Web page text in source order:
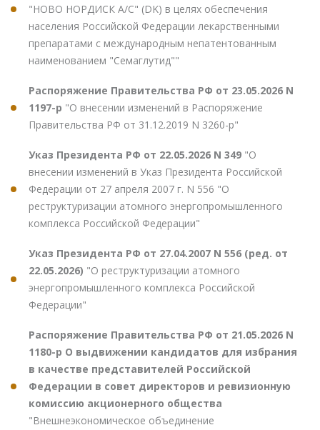
"НОВО НОРДИСК А/С" (DK) в целях обеспечения
населения Российской Федерации лекарственными
препаратами с международным непатентованным
наименованием "Семаглутид""
Распоряжение Правительства РФ от 23.05.2026 N
1197-р "О внесении изменений в Распоряжение
Правительства РФ от 31.12.2019 N 3260-р"
Указ Президента РФ от 22.05.2026 N 349 "О
внесении изменений в Указ Президента Российской
Федерации от 27 апреля 2007 г. N 556 "О
реструктуризации атомного энергопромышленного
комплекса Российской Федерации"
Указ Президента РФ от 27.04.2007 N 556 (ред. от
22.05.2026) "О реструктуризации атомного
энергопромышленного комплекса Российской
Федерации"
Распоряжение Правительства РФ от 21.05.2026 N
1180-р О выдвижении кандидатов для избрания
в качестве представителей Российской
Федерации в совет директоров и ревизионную
комиссию акционерного общества
"Внешнеэкономическое объединение